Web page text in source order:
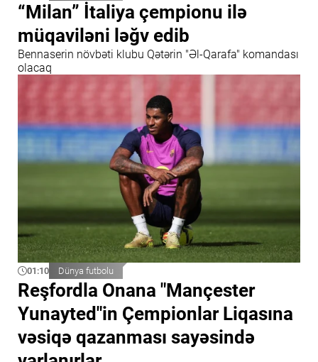
“Milan” İtaliya çempionu ilə
müqaviləni ləğv edib
Bennaserin növbəti klubu Qətərin "Əl-Qarafa" komandası
olacaq
01:10 Dünya futbolu
Reşfordla Onana "Mançester
Yunayted"in Çempionlar Liqasına
vəsiqə qazanması sayəsində